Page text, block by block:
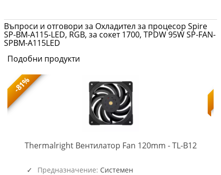
Въпроси и отговори за Охладител за процесор Spire
SP-BM-A115-LED, RGB, за сокет 1700, TPDW 95W SP-FAN-
SPBM-A115LED
Подобни продукти
-81%
Thermalright Вентилатор Fan 120mm - TL-B12TL-
Предназначение: Системен